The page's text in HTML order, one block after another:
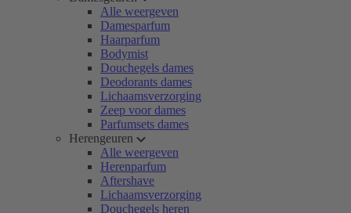
Alle weergeven
Damesparfum
Haarparfum
Bodymist
Douchegels dames
Deodorants dames
Lichaamsverzorging
Zeep voor dames
Parfumsets dames
Herengeuren
Alle weergeven
Herenparfum
Aftershave
Lichaamsverzorging
Douchegels heren